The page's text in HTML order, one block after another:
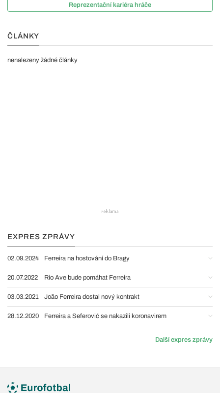
Reprezentační kariéra hráče
ČLÁNKY
nenalezeny žádné články
EXPRES ZPRÁVY
02.09.2024 Ferreira na hostování do Bragy
20.07.2022 Rio Ave bude pomáhat Ferreira
03.03.2021 João Ferreira dostal nový kontrakt
28.12.2020 Ferreira a Seferović se nakazili koronavirem
Další expres zprávy